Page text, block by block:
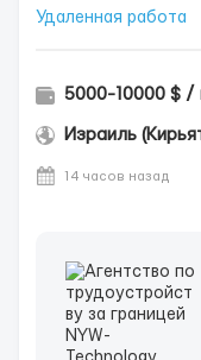
Удаленная работа
5000-10000 $ /
Израиль
14 часов назад